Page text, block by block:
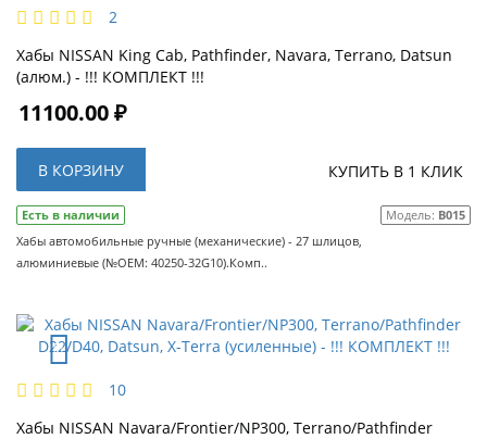
2
Хабы NISSAN King Cab, Pathfinder, Navara, Terrano, Datsun
(алюм.) - !!! КОМПЛЕКТ !!!
11100.00 ₽
В КОРЗИНУ КУПИТЬ В 1 КЛИК
Есть в наличии Модель: B015
Хабы автомобильные ручные (механические) - 27 шлицов,
алюминиевые (№OEM: 40250-32G10).Комп..
10
Хабы NISSAN Navara/Frontier/NP300, Terrano/Pathfinder